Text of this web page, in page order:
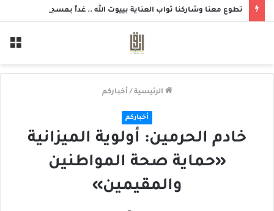
الرئيسية / أخباركم
أخباركم
خادم الحرمين: أولوية الميزانية
«حماية صحة المواطنين
والمقيمين»